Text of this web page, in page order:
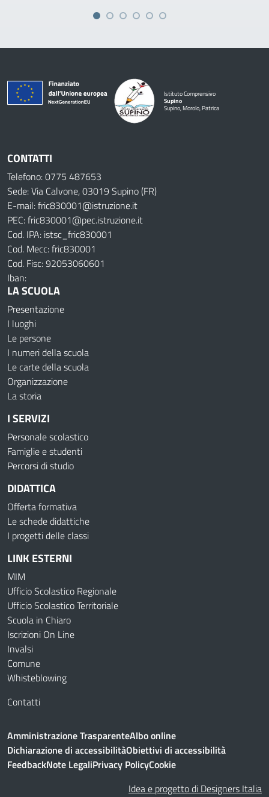
Istituto Comprensivo
Supino
Supino, Morolo, Patrica
CONTATTI
Telefono: 0775 487653
Sede: Via Calvone, 03019 Supino (FR)
E-mail: fric830001@istruzione.it
PEC: fric830001@pec.istruzione.it
Cod. IPA: istsc_fric830001
Cod. Mecc: fric830001
Cod. Fisc: 92053060601
Iban:
LA SCUOLA
Presentazione
I luoghi
Le persone
I numeri della scuola
Le carte della scuola
Organizzazione
La storia
I SERVIZI
Personale scolastico
Famiglie e studenti
Percorsi di studio
DIDATTICA
Offerta formativa
Le schede didattiche
I progetti delle classi
LINK ESTERNI
MIM
Ufficio Scolastico Regionale
Ufficio Scolastico Territoriale
Scuola in Chiaro
Iscrizioni On Line
Invalsi
Comune
Whisteblowing
Contatti
Amministrazione TrasparenteAlbo online
Dichiarazione di accessibilitàObiettivi di accessibilità
FeedbackNote LegaliPrivacy PolicyCookie
Idea e progetto di Designers Italia